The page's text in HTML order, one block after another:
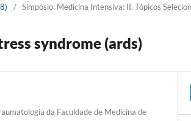
/ Simpósio: Medicina Intensiva: II. Tópicos
syndrome (ards)
da Faculdade de Medicina de